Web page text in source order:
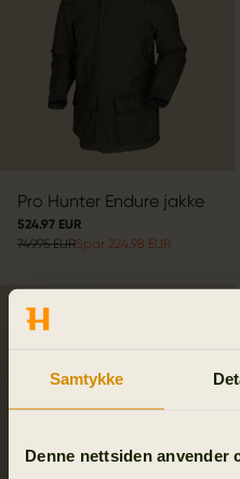
Samtykke
Denne nettsiden anvender
Pro Hunter Endure jakke
524.97 EUR
749.95 EURSpar 224.98 EUR